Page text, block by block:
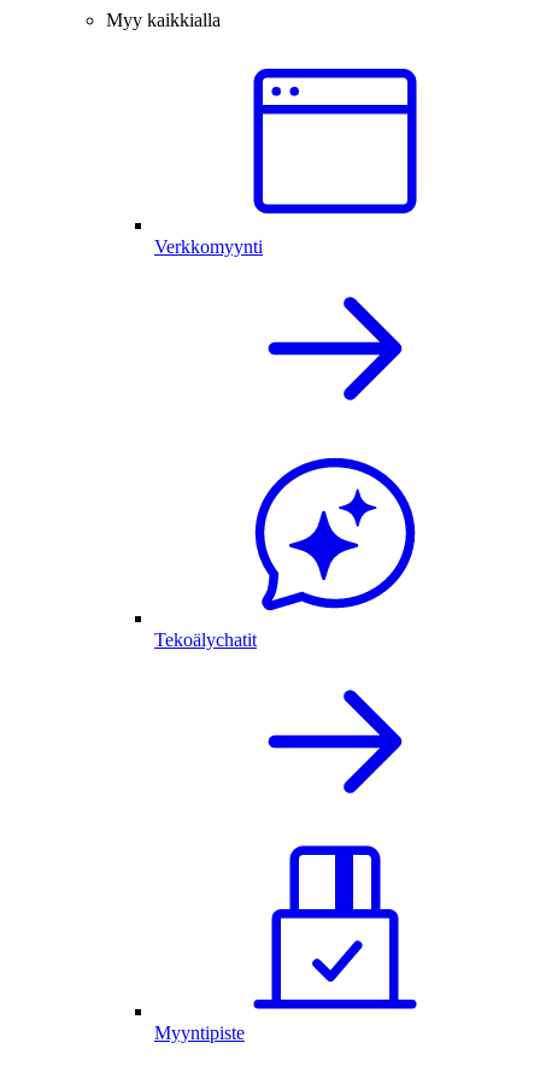
Myy kaikkialla
Verkkomyynti
Tekoälychatit
Myyntipiste